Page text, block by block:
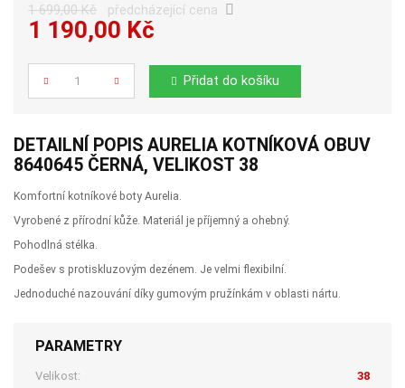
1 699,00 Kč předcházející cena
1 190,00 Kč
Počet
Přidat do košíku
DETAILNÍ POPIS AURELIA KOTNÍKOVÁ OBUV
8640645 ČERNÁ, VELIKOST 38
Komfortní kotníkové boty Aurelia.
Vyrobené z přírodní kůže. Materiál je příjemný a ohebný.
Pohodlná stélka.
Podešev s protiskluzovým dezénem. Je velmi flexibilní.
Jednoduché nazouvání díky gumovým pružínkám v oblasti nártu.
PARAMETRY
Velikost:
38